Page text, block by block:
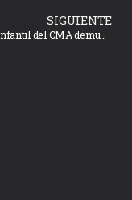
SIGUIENTE